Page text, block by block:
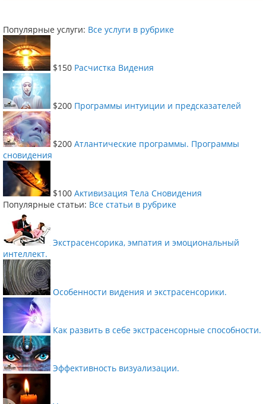
Популярные услуги: Все услуги в рубрике
$150 Расчистка Видения
$200 Программы интуиции и предсказателей
$200 Атлантические программы. Программы
сновидения
$100 Активизация Тела Сновидения
Популярные статьи: Все статьи в рубрике
Экстрасенсорика, эмпатия и эмоциональный
интеллект.
Особенности видения и экстрасенсорики.
Как развить в себе экстрасенсорные способности.
Эффективность визуализации.